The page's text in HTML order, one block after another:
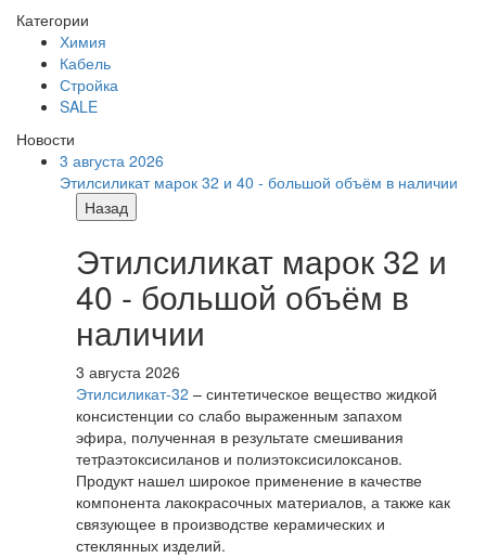
Категории
Химия
Кабель
Стройка
SALE
Новости
3 августа 2026
Этилсиликат марок 32 и 40 - большой объём в наличии
Назад
Этилсиликат марок 32 и
40 - большой объём в
наличии
3 августа 2026
Этилсиликат-32 – синтетическое вещество жидкой
консистенции со слабо выраженным запахом
эфира, полученная в результате смешивания
тетpаэтоксисиланов и полиэтоксисилоксанов.
Продукт нашел широкое применение в качестве
компонента лакокрасочных материалов, а также как
связующее в производстве керамических и
стеклянных изделий.